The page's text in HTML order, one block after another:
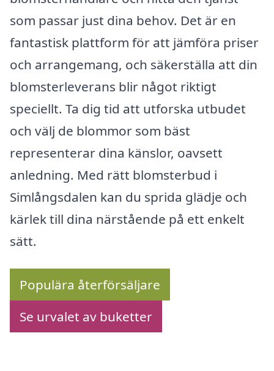
som passar just dina behov. Det är en
fantastisk plattform för att jämföra priser
och arrangemang, och säkerställa att din
blomsterleverans blir något riktigt
speciellt. Ta dig tid att utforska utbudet
och välj de blommor som bäst
representerar dina känslor, oavsett
anledning. Med rätt blomsterbud i
Simlångsdalen kan du sprida glädje och
kärlek till dina närstående på ett enkelt
sätt.
Populära återförsäljare
Se urvalet av buketter